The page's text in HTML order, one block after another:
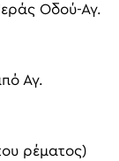
Οδού-Αγ.
Αγ.
ρέματος)